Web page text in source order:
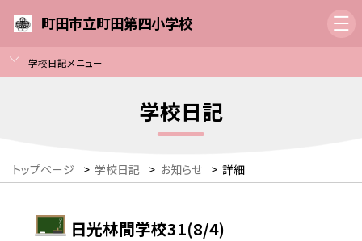
町田市立町田第四小学校
学校日記メニュー
学校日記
トップページ > 学校日記 > お知らせ > 詳細
日光林間学校31(8/4)